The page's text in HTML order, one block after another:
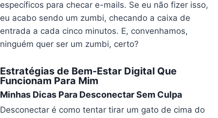
específicos para checar e-mails. Se eu não fizer isso,
eu acabo sendo um zumbi, checando a caixa de
entrada a cada cinco minutos. E, convenhamos,
ninguém quer ser um zumbi, certo?
Estratégias de Bem-Estar Digital Que
Funcionam Para Mim
Minhas Dicas Para Desconectar Sem Culpa
Desconectar é como tentar tirar um gato de cima do